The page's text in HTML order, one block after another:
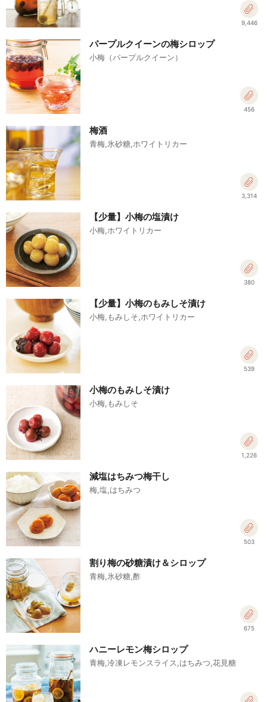
9,446
パープルクイーンの梅シロップ
小梅（パープルクイーン）
456
梅酒
青梅,氷砂糖,ホワイトリカー
3,314
【少量】小梅の塩漬け
小梅,ホワイトリカー
380
【少量】小梅のもみしそ漬け
小梅,もみしそ,ホワイトリカー
539
小梅のもみしそ漬け
小梅,もみしそ
1,226
減塩はちみつ梅干し
梅,塩,はちみつ
503
割り梅の砂糖漬け＆シロップ
青梅,氷砂糖,酢
675
ハニーレモン梅シロップ
青梅,冷凍レモンスライス,はちみつ,花見糖